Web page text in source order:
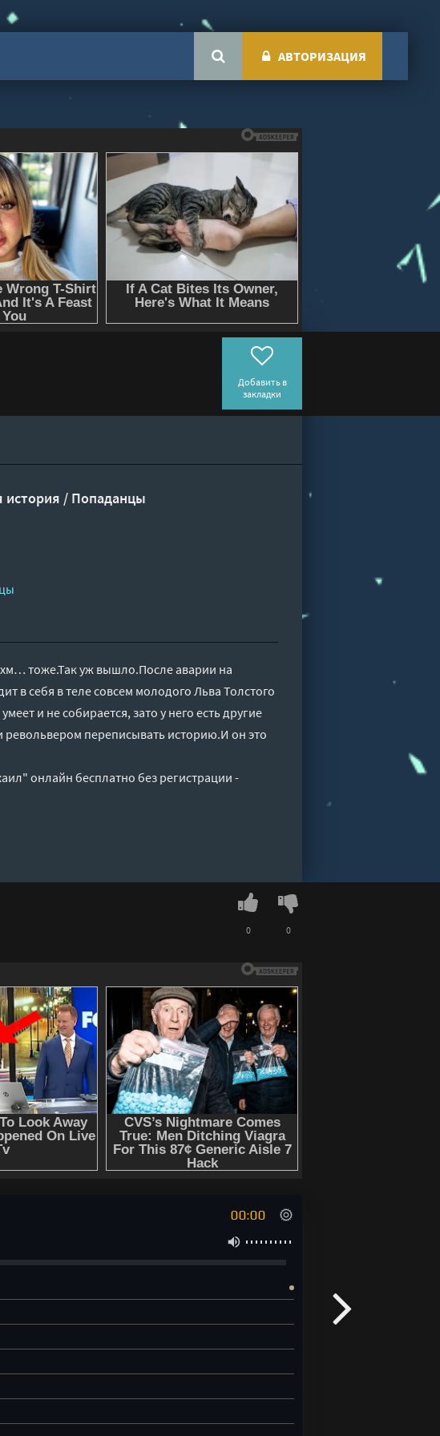
АВТОРИЗАЦИЯ
Добавить в
закладки
история / Попаданцы
тоже.Так уж вышло.После аварии на
в себя в теле совсем молодого Льва Толстого
и не собирается, зато у него есть другие
переписывать историю.И он это
онлайн бесплатно без регистрации -
0 0
00:00